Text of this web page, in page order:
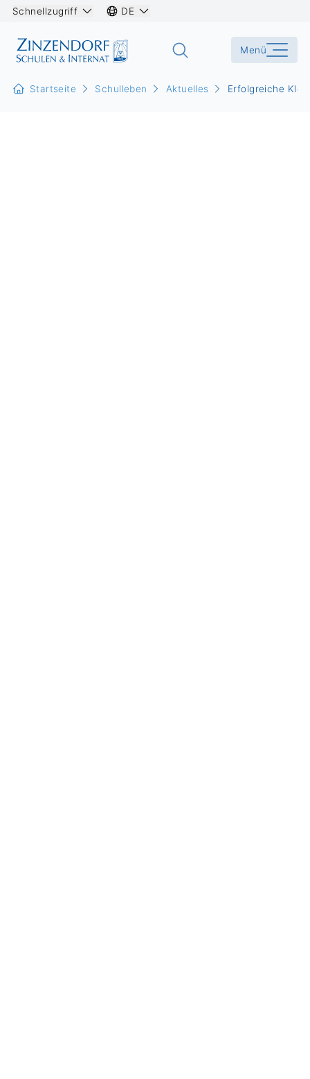
Schnellzugriff DE
Menü
Startseite Schulleben Aktuelles Erfolgreiche